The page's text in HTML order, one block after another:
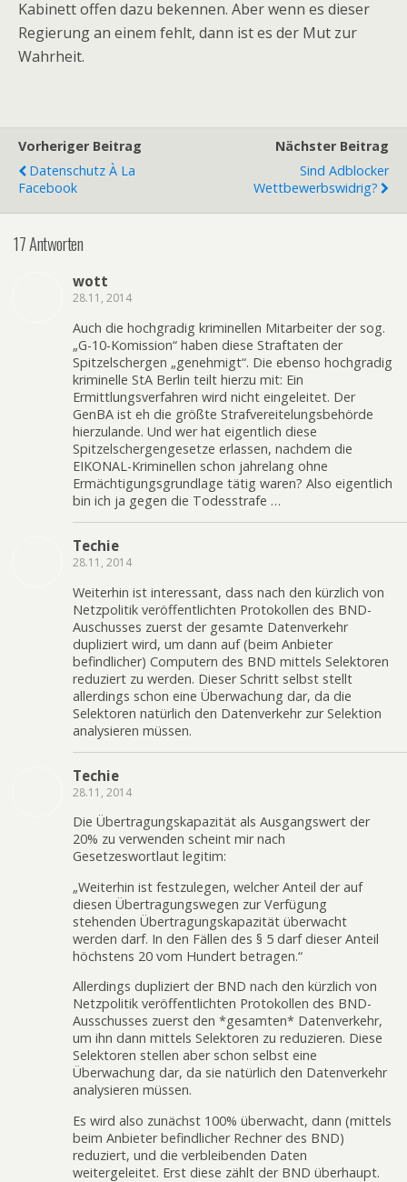
Kabinett offen dazu bekennen. Aber wenn es dieser
Regierung an einem fehlt, dann ist es der Mut zur
Wahrheit.
Vorheriger Beitrag
Datenschutz À La
Facebook
Nächster Beitrag
Sind Adblocker
Wettbewerbswidrig?
17 Antworten
wott
28.11, 2014
Auch die hochgradig kriminellen Mitarbeiter der sog.
„G-10-Komission“ haben diese Straftaten der
Spitzelschergen „genehmigt“. Die ebenso hochgradig
kriminelle StA Berlin teilt hierzu mit: Ein
Ermittlungsverfahren wird nicht eingeleitet. Der
GenBA ist eh die größte Strafvereitelungsbehörde
hierzulande. Und wer hat eigentlich diese
Spitzelschergengesetze erlassen, nachdem die
EIKONAL-Kriminellen schon jahrelang ohne
Ermächtigungsgrundlage tätig waren? Also eigentlich
bin ich ja gegen die Todesstrafe …
Techie
28.11, 2014
Weiterhin ist interessant, dass nach den kürzlich von
Netzpolitik veröffentlichten Protokollen des BND-
Auschusses zuerst der gesamte Datenverkehr
dupliziert wird, um dann auf (beim Anbieter
befindlicher) Computern des BND mittels Selektoren
reduziert zu werden. Dieser Schritt selbst stellt
allerdings schon eine Überwachung dar, da die
Selektoren natürlich den Datenverkehr zur Selektion
analysieren müssen.
Techie
28.11, 2014
Die Übertragungskapazität als Ausgangswert der
20% zu verwenden scheint mir nach
Gesetzeswortlaut legitim:
„Weiterhin ist festzulegen, welcher Anteil der auf
diesen Übertragungswegen zur Verfügung
stehenden Übertragungskapazität überwacht
werden darf. In den Fällen des § 5 darf dieser Anteil
höchstens 20 vom Hundert betragen.“
Allerdings dupliziert der BND nach den kürzlich von
Netzpolitik veröffentlichten Protokollen des BND-
Ausschusses zuerst den *gesamten* Datenverkehr,
um ihn dann mittels Selektoren zu reduzieren. Diese
Selektoren stellen aber schon selbst eine
Überwachung dar, da sie natürlich den Datenverkehr
analysieren müssen.
Es wird also zunächst 100% überwacht, dann (mittels
beim Anbieter befindlicher Rechner des BND)
reduziert, und die verbleibenden Daten
weitergeleitet. Erst diese zählt der BND überhaupt.